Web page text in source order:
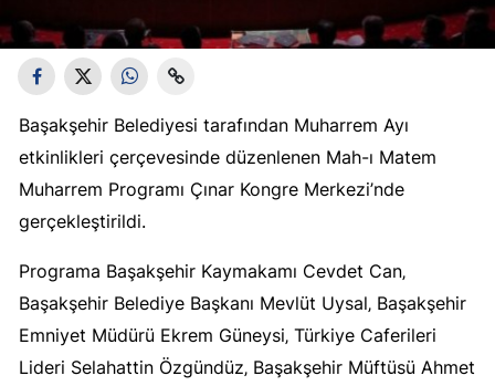
Başakşehir Belediyesi tarafından Muharrem Ayı
etkinlikleri çerçevesinde düzenlenen Mah-ı Matem
Muharrem Programı Çınar Kongre Merkezi’nde
gerçekleştirildi.
Programa Başakşehir Kaymakamı Cevdet Can‚
Başakşehir Belediye Başkanı Mevlüt Uysal‚ Başakşehir
Emniyet Müdürü Ekrem Güneysi‚ Türkiye Caferileri
Lideri Selahattin Özgündüz‚ Başakşehir Müftüsü Ahmet